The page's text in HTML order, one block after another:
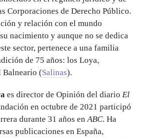
Corporaciones de Derecho Público.
y relación con el mundo
nacimiento y aunque no se dedica
sector, pertenece a una familia
de 75 años: los Loya,
Balneario (Salinas).
es director de Opinión del diario El
en octubre de 2021 participó
durante 31 años enABC. Ha
publicaciones en España,